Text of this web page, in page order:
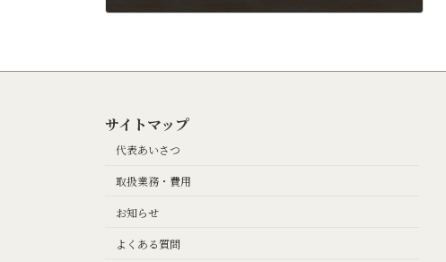
サイトマップ
代表あいさつ
取扱業務・費用
お知らせ
よくある質問